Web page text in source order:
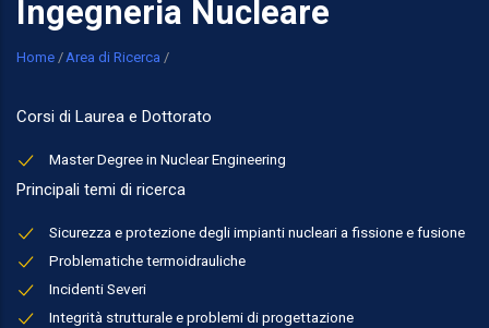
Ingegneria Nucleare
Breadcrumb
Home /Area di Ricerca /
Corsi di Laurea e Dottorato
Master Degree in Nuclear Engineering
Principali temi di ricerca
Sicurezza e protezione degli impianti nucleari a fissione e fusione
Problematiche termoidrauliche
Incidenti Severi
Integrità strutturale e problemi di progettazione